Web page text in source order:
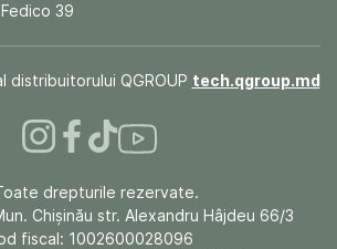
39
distribuitorului QGROUP tech.qgroup.md
drepturile rezervate.
Chişinău str. Alexandru Hâjdeu 66/3
fiscal: 1002600028096